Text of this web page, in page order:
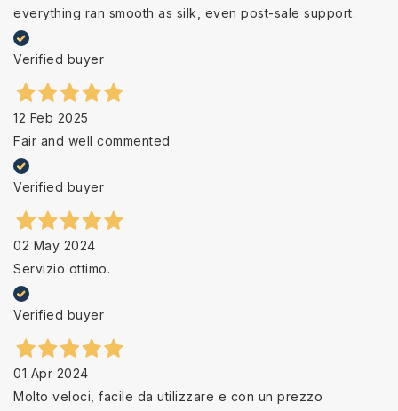
everything ran smooth as silk, even post-sale support.
Verified buyer
12 Feb 2025
Fair and well commented
Verified buyer
02 May 2024
Servizio ottimo.
Verified buyer
01 Apr 2024
Molto veloci, facile da utilizzare e con un prezzo